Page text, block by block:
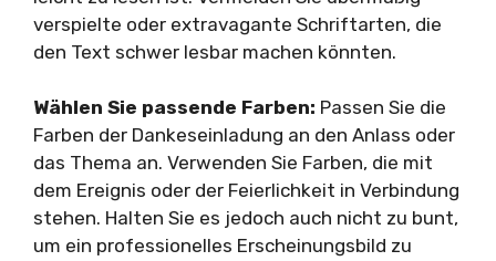
verspielte oder extravagante Schriftarten, die
den Text schwer lesbar machen könnten.
Wählen Sie passende Farben: Passen Sie die
Farben der Dankeseinladung an den Anlass oder
das Thema an. Verwenden Sie Farben, die mit
dem Ereignis oder der Feierlichkeit in Verbindung
stehen. Halten Sie es jedoch auch nicht zu bunt,
um ein professionelles Erscheinungsbild zu